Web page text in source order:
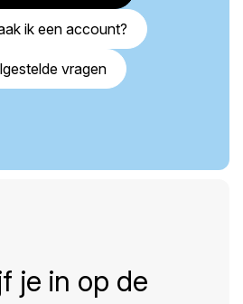
ik een account?
vragen
je in op de